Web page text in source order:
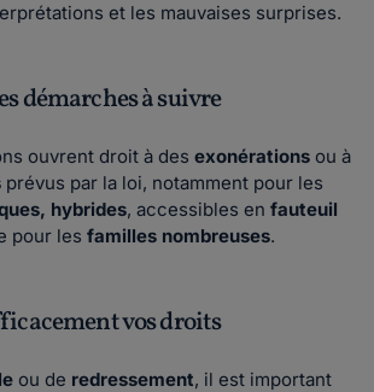
et les mauvaises surprises.
démarches à suivre
ouvrent droit à des exonérations ou à
prévus par la loi, notamment pour les
hybrides, accessibles en fauteuil
pour les familles nombreuses.
vos droits
ou de redressement, il est important